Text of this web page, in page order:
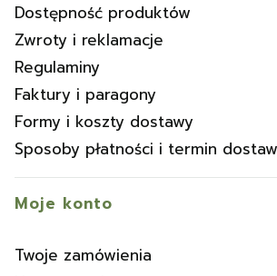
Dostępność produktów
Zwroty i reklamacje
Regulaminy
Faktury i paragony
Formy i koszty dostawy
Sposoby płatności i termin
Moje konto
Twoje zamówienia